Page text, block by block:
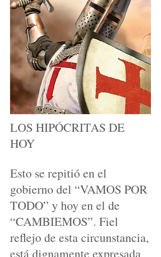
LOS HIPÓCRITAS DE
HOY
Esto se repitió en el
gobierno del “VAMOS POR
TODO” y hoy en el de
“CAMBIEMOS”. Fiel
reflejo de esta circunstancia,
está dignamente expresada